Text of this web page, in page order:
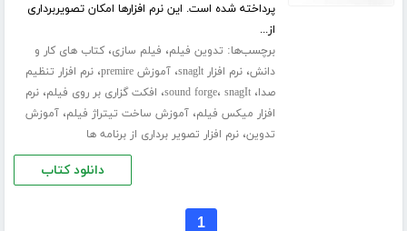
پرداخته شده است. این نرم افزارها امکان تصویربرداری
از...
برچسب‌ها: تدوین فیلم، فیلم سازی،کتاب های کار و
دانش،نرم افزار snaglt ،آموزش premire ،نرم افزار تنظیم
صدا، sound forge، snagIt ، افکت گزاری بر روی فیلم،نرم
افزار میکس فیلم،آموزش ساخت تیتراژ فیلم،آموزش
تدوین،نرم افزار تصویر برداری از برنامه ها
دانلود کتاب
1